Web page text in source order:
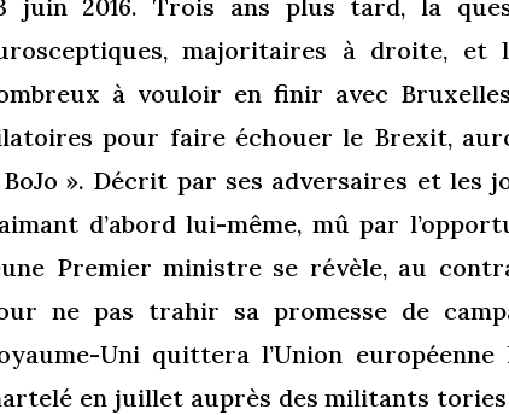
juin 2016. Trois ans plus tard, la
majoritaires à droite, et
à vouloir en finir avec
pour faire échouer le Brexit,
». Décrit par ses adversaires et les
d’abord lui-même, mû par
Premier ministre se révèle, au
ne pas trahir sa promesse de
Uni quittera l’Union
en juillet auprès des militants